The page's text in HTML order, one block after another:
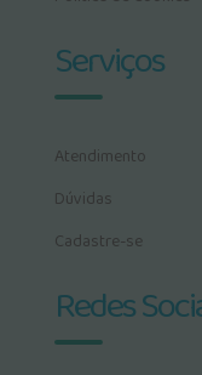
Serviços
Atendimento
Dúvidas
Cadastre-se
Redes